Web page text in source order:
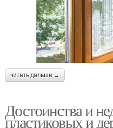
читать дальше →
Достоинства и
пластиковых и